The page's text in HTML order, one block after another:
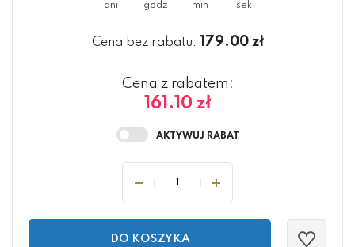
Cena bez rabatu: 179.00 zł
Cena z rabatem:
161.10 zł
DO KOSZYKA